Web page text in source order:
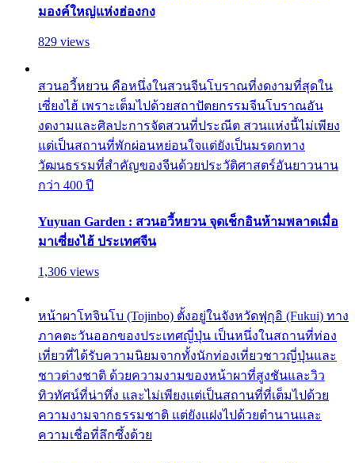
มองค์ใหญ่แห่งฮ่องกง
829 views
สวนอวี้หยวน คือหนึ่งในสวนจีนโบราณที่งดงามที่สุดใน
เซี่ยงไฮ้ เพราะเต็มไปด้วยสถาปัตยกรรมจีนโบราณอัน
งดงามและศิลปะการจัดสวนที่ประณีต สวนแห่งนี้ไม่เพียง
แต่เป็นสถานที่พักผ่อนหย่อนใจแต่ยังเป็นมรดกทาง
วัฒนธรรมที่สำคัญของจีนด้วยประวัติศาสตร์อันยาวนาน
กว่า 400 ปี
Yuyuan Garden : สวนอวี้หยวน จุดเช็กอินห้ามพลาดเมื่อ
มาเซี่ยงไฮ้ ประเทศจีน
1,306 views
หน้าผาโทจินโบ (Tojinbo) ตั้งอยู่ในจังหวัดฟุกุอิ (Fukui) ทาง
ภาคตะวันออกของประเทศญี่ปุ่น เป็นหนึ่งในสถานที่ท่อง
เที่ยวที่ได้รับความนิยมจากทั้งนักท่องเที่ยวชาวญี่ปุ่นและ
ชาวต่างชาติ ด้วยความงามของหน้าผาที่สูงชันและวิว
ทิวทัศน์ที่น่าทึ่ง และไม่เพียงแต่เป็นสถานที่ที่เต็มไปด้วย
ความงามจากธรรมชาติ แต่ยังแฝงไปด้วยตำนานและ
ความเชื่อที่ลึกซึ้งด้วย